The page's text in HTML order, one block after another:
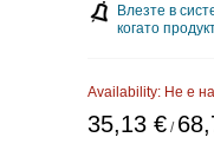
Влезте в
когато
Availability: Не е
35,13 €/